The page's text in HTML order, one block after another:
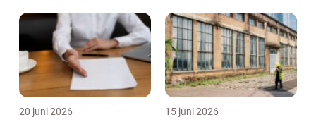
20 juni 2026 15 juni 2026